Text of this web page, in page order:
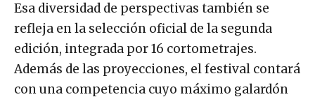
Esa diversidad de perspectivas también se
refleja en la selección oficial de la segunda
edición, integrada por 16 cortometrajes.
Además de las proyecciones, el festival contará
con una competencia cuyo máximo galardón